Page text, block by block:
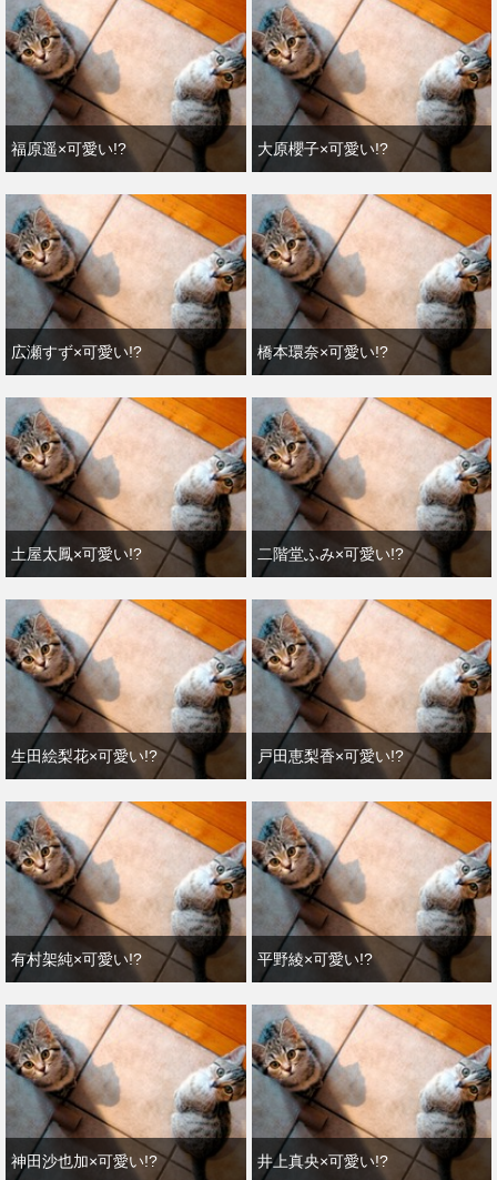
福原遥×可愛い!? 大原櫻子×可愛い!?
広瀬すず×可愛い!? 橋本環奈×可愛い!?
土屋太鳳×可愛い!? 二階堂ふみ×可愛い!?
生田絵梨花×可愛い!? 戸田恵梨香×可愛い!?
有村架純×可愛い!? 平野綾×可愛い!?
神田沙也加×可愛い!? 井上真央×可愛い!?